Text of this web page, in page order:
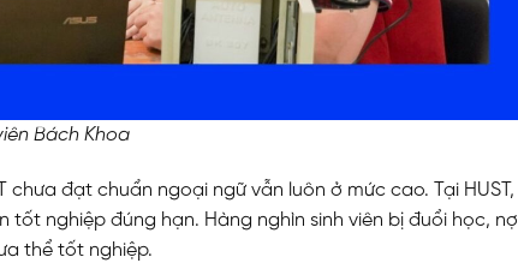
Bách Khoa
chưa đạt chuẩn ngoại ngữ vẫn luôn ở mức cao.
Tại HUST,
tốt nghiệp đúng hạn. Hàng nghìn sinh viên bị đuổi học, nợ
thể tốt nghiệp.